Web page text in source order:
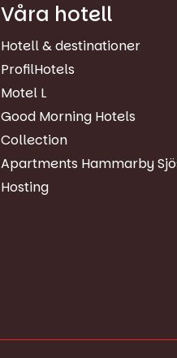
Våra hotell
Hotell & destinationer
ProfilHotels
Motel L
Good Morning Hotels
Collection
Apartments Hammarby
Hosting